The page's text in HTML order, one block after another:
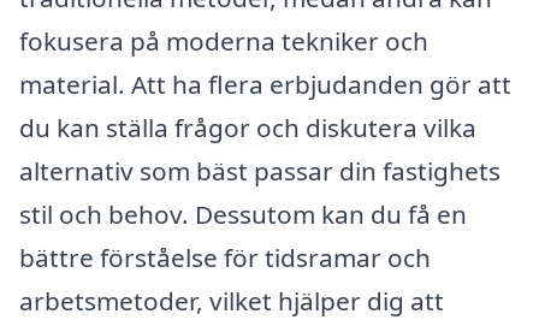
fokusera på moderna tekniker och
material. Att ha flera erbjudanden gör att
du kan ställa frågor och diskutera vilka
alternativ som bäst passar din fastighets
stil och behov. Dessutom kan du få en
bättre förståelse för tidsramar och
arbetsmetoder, vilket hjälper dig att